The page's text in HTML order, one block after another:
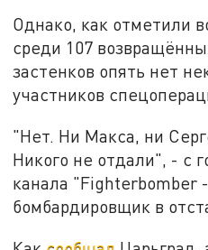
Однако, как отметили
среди 107
застенков опять нет
участников
"Нет. Ни Макса, ни
Никого не отдали", - с
канала "Fighterbomber
бомбардировщик в